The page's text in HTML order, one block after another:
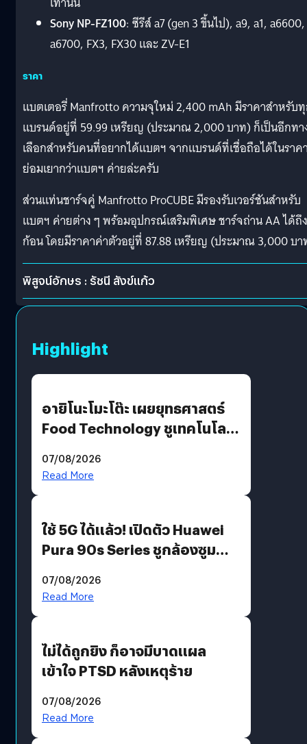
Sony NP-FZ100: ซีรีส์ a7 (gen 3 ขึ้นไป), a9, a1, a6600,
a6700, FX3, FX30 และ ZV-E1
ราคา
แบตเตอรี่ Manfrotto ความจุใหม่ 2,400 mAh มีราคาสำหรับ
แบรนด์อยู่ที่ 59.99 เหรียญ (ประมาณ 2,000 บาท) ก็เป็นอีกทา
เลือกสำหรับคนที่อยากได้แบตฯ จากแบรนด์ที่เชื่อถือได้ในราค
ย่อมเยากว่าแบตฯ ค่ายล่ะครับ
ส่วนแท่นชาร์จคู่ Manfrotto ProCUBE มีรองรับเวอร์ชันสำหรับ
แบตฯ ค่ายต่าง ๆ พร้อมอุปกรณ์เสริมพิเศษ ชาร์จถ่าน AA ได้ถึ
ก้อน โดยมีราคาค่าตัวอยู่ที่ 87.88 เหรียญ (ประมาณ 3,000 บ
พิสูจน์อักษร : รัชนี สังข์แก้ว
Highlight
อายิโนะโมะโต๊ะ เผยยุทธศาสตร์
Food Technology ชูเทคโนโลยี
บริโภคและ B2B
07/08/2026
Read More
ใช้ 5G ได้แล้ว! เปิดตัว Huawei
Pura 90s Series ชูกล้องซูม
07/08/2026
Read More
ไม่ได้ถูกยิง ก็อาจมีบาดแผล
เข้าใจ PTSD หลังเหตุร้าย
07/08/2026
Read More